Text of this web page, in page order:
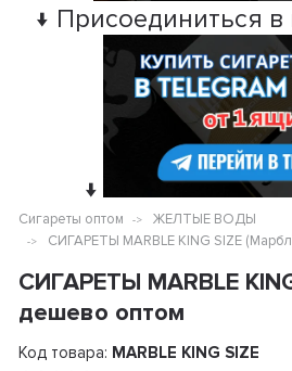
↓ Присоединиться в
↓
Сигареты оптом
ЖЕЛТЫЕ ВОДЫ
СИГАРЕТЫ MARBLE KING SIZE
СИГАРЕТЫ MARBLE
дешево оптом
Код товара: MARBLE KING SIZE